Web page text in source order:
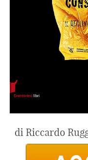
di Riccardo